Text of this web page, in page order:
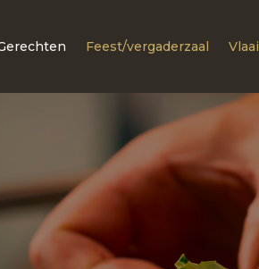
Feest/vergaderzaal